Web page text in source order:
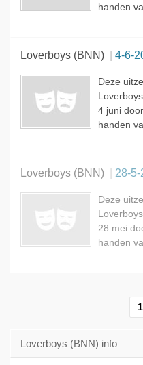
handen
Loverboys (BNN) 4-6-
Deze
4 juni
handen
Loverboys (BNN) 28-
Deze
28 mei
handen
1
Loverboys (BNN) info